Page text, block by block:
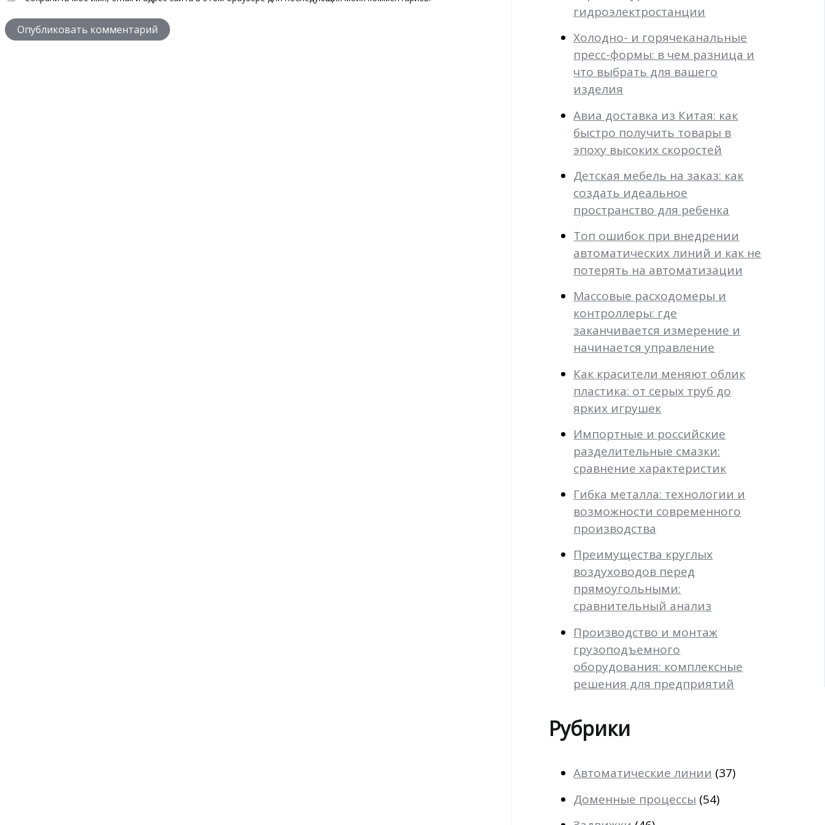
гидроэлектростанции
Холодно- и горячеканальные
пресс-формы: в чем разница и
что выбрать для вашего
изделия
Авиа доставка из Китая: как
быстро получить товары в
эпоху высоких скоростей
Детская мебель на заказ: как
создать идеальное
пространство для ребенка
Топ ошибок при внедрении
автоматических линий и как не
потерять на автоматизации
Массовые расходомеры и
контроллеры: где
заканчивается измерение и
начинается управление
Как красители меняют облик
пластика: от серых труб до
ярких игрушек
Импортные и российские
разделительные смазки:
сравнение характеристик
Гибка металла: технологии и
возможности современного
производства
Преимущества круглых
воздуховодов перед
прямоугольными:
сравнительный анализ
Производство и монтаж
грузоподъемного
оборудования: комплексные
решения для предприятий
Рубрики
Автоматические линии (37)
Доменные процессы (54)